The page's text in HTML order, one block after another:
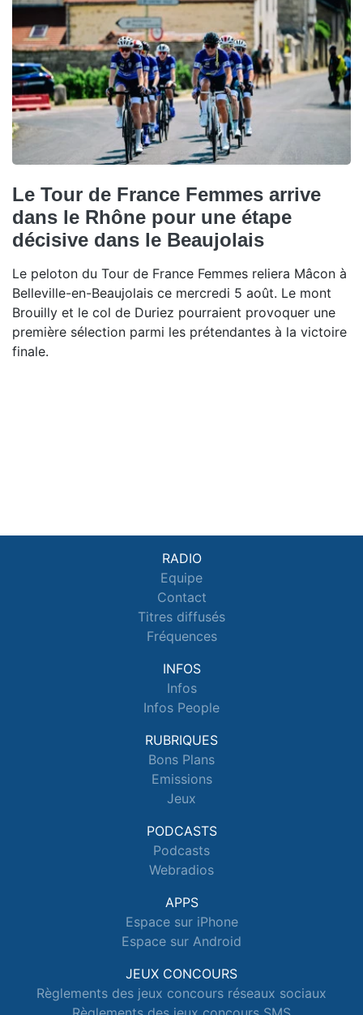
Le Tour de France Femmes arrive
dans le Rhône pour une étape
décisive dans le Beaujolais
Le peloton du Tour de France Femmes reliera Mâcon à
Belleville-en-Beaujolais ce mercredi 5 août. Le mont
Brouilly et le col de Duriez pourraient provoquer une
première sélection parmi les prétendantes à la victoire
finale.
RADIO
Equipe
Contact
Titres diffusés
Fréquences
INFOS
Infos
Infos People
RUBRIQUES
Bons Plans
Emissions
Jeux
PODCASTS
Podcasts
Webradios
APPS
Espace sur iPhone
Espace sur Android
JEUX CONCOURS
Règlements des jeux concours réseaux sociaux